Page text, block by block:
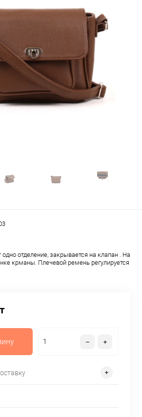
отделение, закрывается на клапан . На
крманы. Плечевой ремень регулируется